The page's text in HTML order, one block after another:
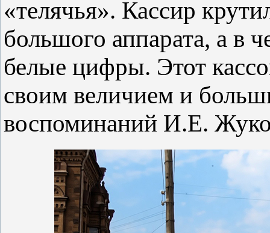
«телячья». Кассир
большого аппарата, а в
белые цифры. Этот
своим величием и
воспоминаний И.Е.